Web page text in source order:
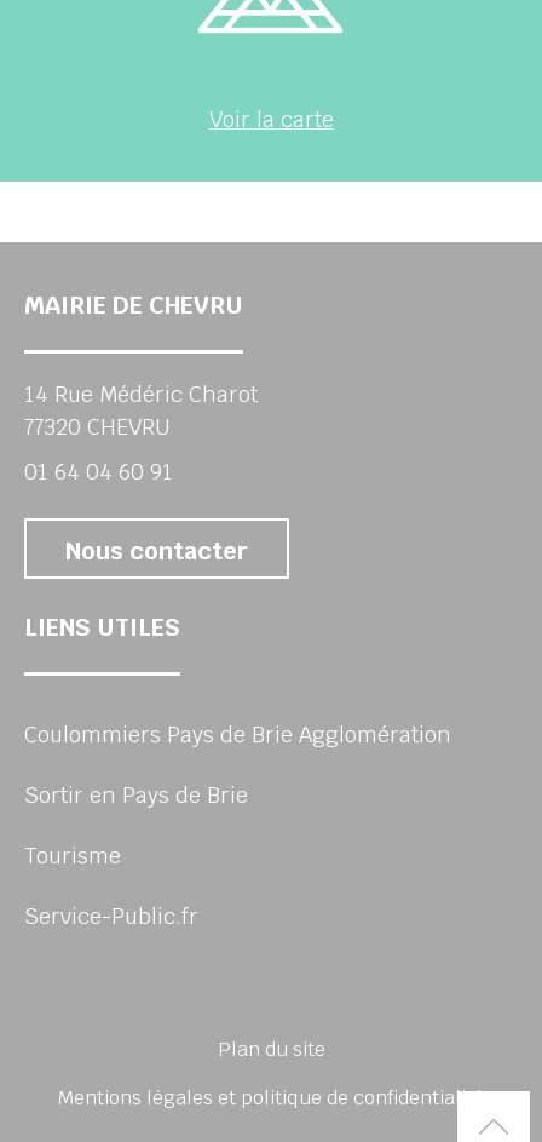
Voir la carte
MAIRIE DE CHEVRU
14 Rue Médéric Charot
77320 CHEVRU
01 64 04 60 91
Nous contacter
LIENS UTILES
Coulommiers Pays de Brie Agglomération
Sortir en Pays de Brie
Tourisme
Service-Public.fr
Plan du site
Mentions légales et politique de confidentialité